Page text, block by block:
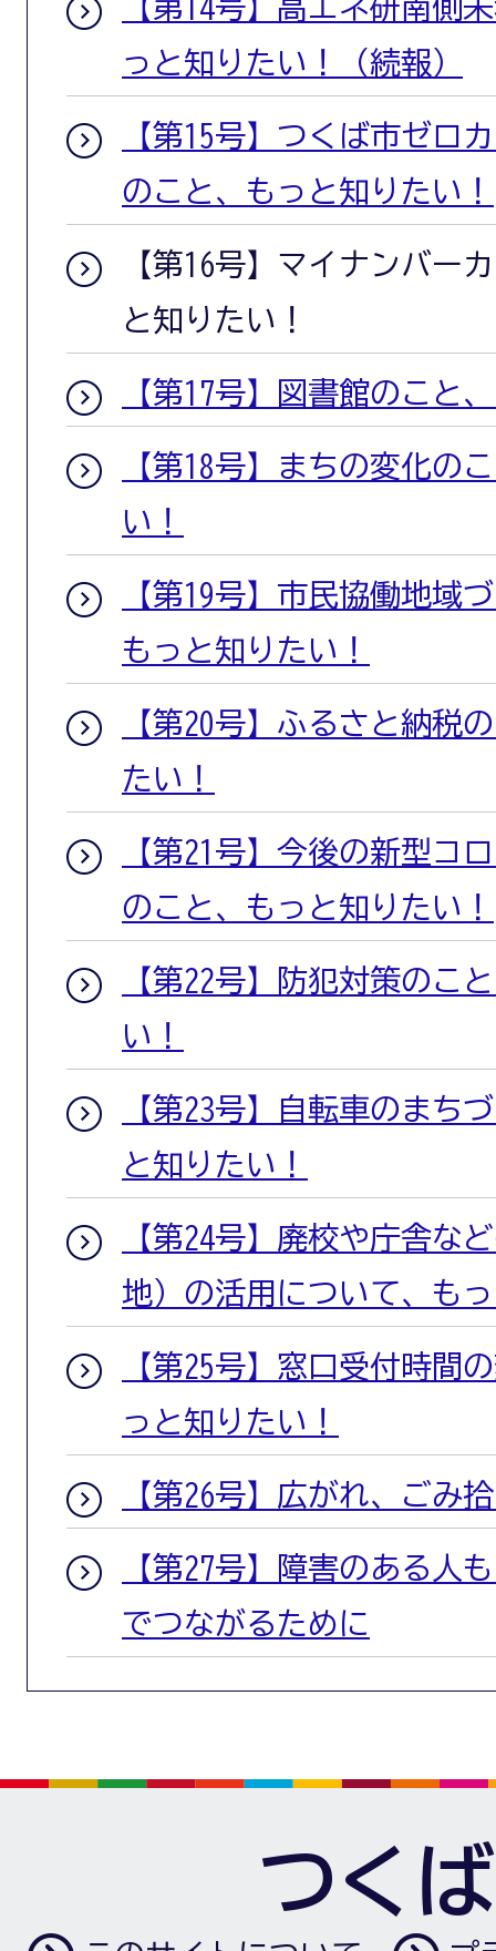
【第14号】高エネ研南側
っと知りたい！（続報）
【第15号】つくば市ゼロ
のこと、もっと知りたい！
【第16号】マイナンバー
と知りたい！
【第17号】図書館のこと
【第18号】まちの変化の
い！
【第19号】市民協働地域
もっと知りたい！
【第20号】ふるさと納税
たい！
【第21号】今後の新型コ
のこと、もっと知りたい！
【第22号】防犯対策のこ
い！
【第23号】自転車のまち
と知りたい！
【第24号】廃校や庁舎な
地）の活用について、も
【第25号】窓口受付時間
っと知りたい！
【第26号】広がれ、ごみ
【第27号】障害のある人
でつながるために
つく